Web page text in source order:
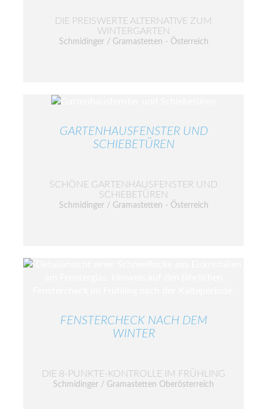
DIE PREISWERTE ALTERNATIVE ZUM
WINTERGARTEN
Schmidinger / Gramastetten - Österreich
GARTENHAUSFENSTER UND
SCHIEBETÜREN
SCHÖNE GARTENHAUSFENSTER UND
SCHIEBETÜREN
Schmidinger / Gramastetten - Österreich
FENSTERCHECK NACH DEM
WINTER
DIE 8-PUNKTE-KONTROLLE IM FRÜHLING
Schmidinger / Gramastetten Oberösterreich